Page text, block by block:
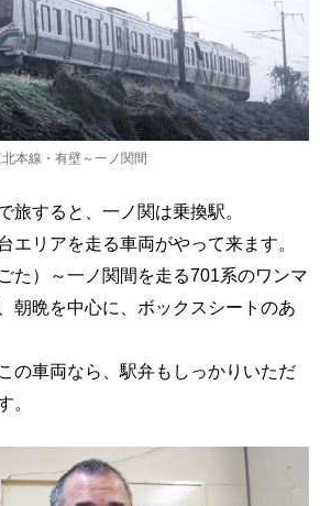
本線・有壁～一ノ関間
旅すると、一ノ関は乗換駅。
エリアを走る車両がやって来ます。
た）～一ノ関間を走る701系のワンマ
朝晩を中心に、ボックスシートのあ
の車両なら、駅弁もしっかりいただ
。